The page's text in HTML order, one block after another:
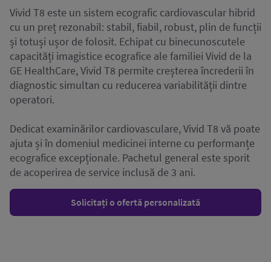
Vivid T8 este un sistem ecografic cardiovascular hibrid
cu un preț rezonabil: stabil, fiabil, robust, plin de funcții
și totuși ușor de folosit. Echipat cu binecunoscutele
capacități imagistice ecografice ale familiei Vivid de la
GE HealthCare, Vivid T8 permite creșterea încrederii în
diagnostic simultan cu reducerea variabilității dintre
operatori.
Dedicat examinărilor cardiovasculare, Vivid T8 vă poate
ajuta și în domeniul medicinei interne cu performanțe
ecografice excepționale. Pachetul general este sporit
de acoperirea de service inclusă de 3 ani.
Solicitați o ofertă personalizată